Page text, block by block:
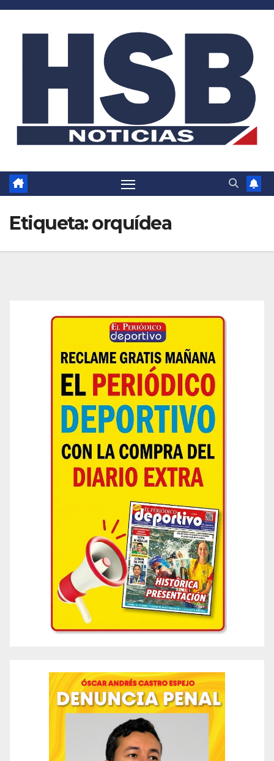
Saltar
Etiqueta:orquídea